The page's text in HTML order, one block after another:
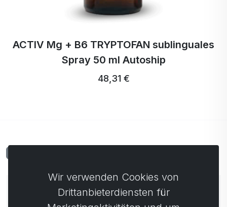
ACTIV Mg + B6 TRYPTOFAN sublinguales
Spray 50 ml Autoship
48,31 €
einen Kommentar abgibt.
Wir verwenden Cookies von
Drittanbieterdiensten für